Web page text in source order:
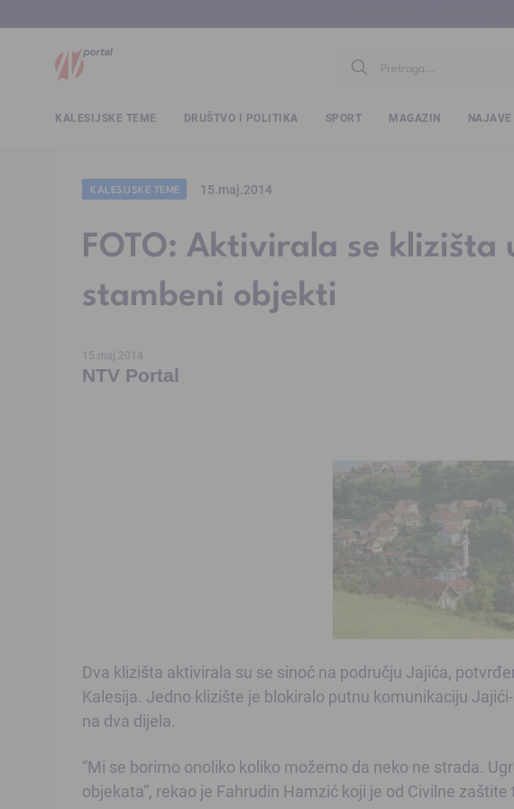
KALESIJSKE TEME DRUŠTVO I POLITIKA SPORT MAGAZIN NAJAVE
KALESIJSKE TEME 15.maj.2014
FOTO: Aktivirala se klizišta
stambeni objekti
15.maj.2014
NTV Portal
Dva klizišta aktivirala su se sinoć na području Jajića,
Kalesija. Jedno klizište je blokiralo putnu komunikaciju
na dva dijela.
“Mi se borimo onoliko koliko možemo da neko ne strada.
objekata”, rekao je Fahrudin Hamzić koji je od Civilne